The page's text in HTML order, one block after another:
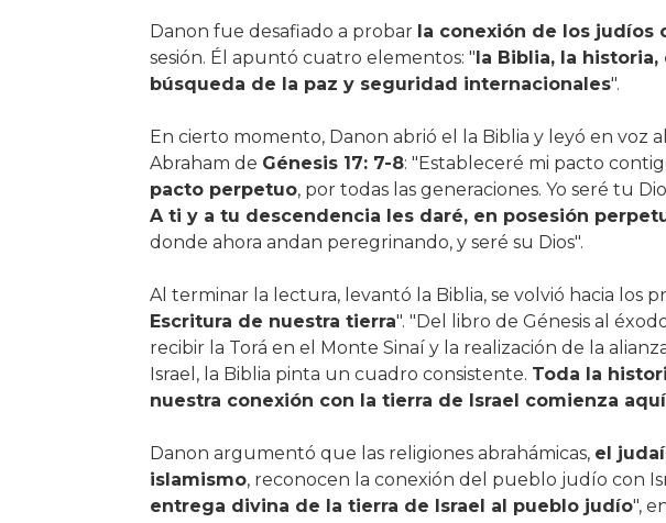
Danon fue desafiado a probar la conexión de los judíos
sesión. Él apuntó cuatro elementos: "la Biblia, la
búsqueda de la paz y seguridad internacionales".
En cierto momento, Danon abrió el la Biblia y leyó en voz
Abraham de Génesis 17: 7-8: "Estableceré mi pacto
pacto perpetuo, por todas las generaciones. Yo seré tu
A ti y a tu descendencia les daré, en posesión
donde ahora andan peregrinando, y seré su Dios".
Al terminar la lectura, levantó la Biblia, se volvió hacia los
Escritura de nuestra tierra". "Del libro de Génesis al
recibir la Torá en el Monte Sinaí y la realización de la
Israel, la Biblia pinta un cuadro consistente. Toda la
nuestra conexión con la tierra de Israel comienza
Danon argumentó que las religiones abrahámicas, el
islamismo, reconocen la conexión del pueblo judío con
entrega divina de la tierra de Israel al pueblo judío",